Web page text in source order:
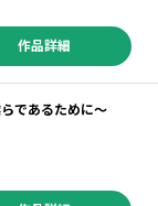
作品詳細
であるために～